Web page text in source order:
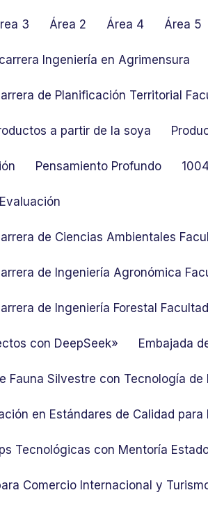
3 Área 2 Área 4 Área 5
Ingeniería en Agrimensura
de Planificación Territorial
a partir de la soya
Pensamiento Profundo
de Ciencias Ambientales
de Ingeniería Agronómica
de Ingeniería Forestal
con DeepSeek» Embajada
Fauna Silvestre con Tecnología de
en Estándares de Calidad para
Tecnológicas con Mentoría
Comercio Internacional y